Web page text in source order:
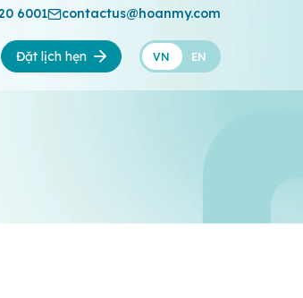
6001 contactus@hoanmy.com
Đặt lịch hẹn VN EN